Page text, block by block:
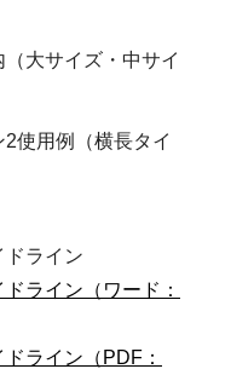
（大サイズ・中サイ
使用例（横長タイ
ドライン
ライン（ワード：
ライン（PDF：